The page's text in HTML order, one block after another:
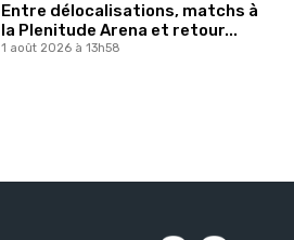
Entre délocalisations, matchs à
la Plenitude Arena et retour...
1 août 2026 à 13h58